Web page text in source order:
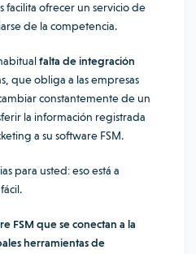
facilita ofrecer un servicio de
de la competencia.
falta de integración
que obliga a las empresas
constantemente de un
la información registrada
a su software FSM.
para usted: eso está a
FSM que se conectan a la
herramientas de